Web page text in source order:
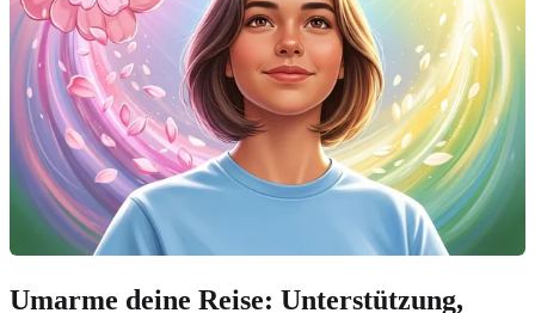
Umarme deine Reise: Unterstützung,